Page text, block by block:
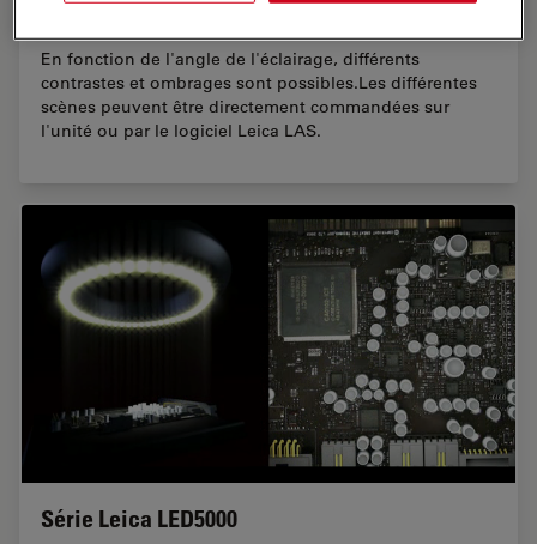
En fonction de l'angle de l'éclairage, différents
contrastes et ombrages sont possibles.Les différentes
scènes peuvent être directement commandées sur
l'unité ou par le logiciel Leica LAS.
Série Leica LED5000